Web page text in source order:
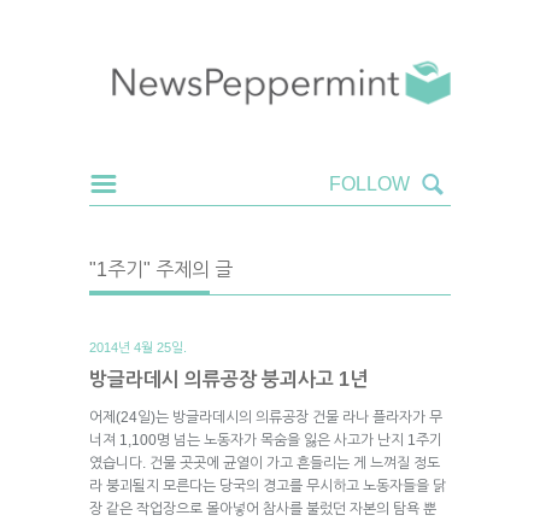
"1주기" 주제의 글
2014년 4월 25일.
방글라데시 의류공장 붕괴사고 1년
어제(24일)는 방글라데시의 의류공장 건물 라나 플라자가 무
너져 1,100명 넘는 노동자가 목숨을 잃은 사고가 난지 1주기
였습니다. 건물 곳곳에 균열이 가고 흔들리는 게 느껴질 정도
라 붕괴될지 모른다는 당국의 경고를 무시하고 노동자들을 닭
장 같은 작업장으로 몰아넣어 참사를 불렀던 자본의 탐욕 뿐